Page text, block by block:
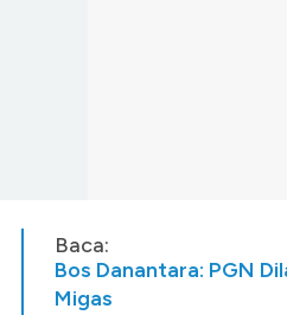
Baca:
Bos Danantara: PGN
Migas